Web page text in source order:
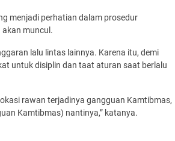
menjadi perhatian dalam prosedur
muncul.
lalu lintas lainnya. Karena itu, demi
untuk disiplin dan taat aturan saat berlalu
rawan terjadinya gangguan Kamtibmas,
Kamtibmas) nantinya,” katanya.